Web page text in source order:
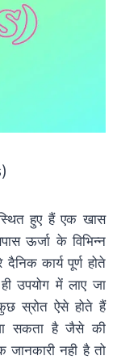
हुए हैं एक खास
ऊर्जा के विभिन्न
कार्य पूर्ण होते
उपयोग में लाए जा
स्रोत ऐसे होते हैं
सकता है जैसे की
नही है तो